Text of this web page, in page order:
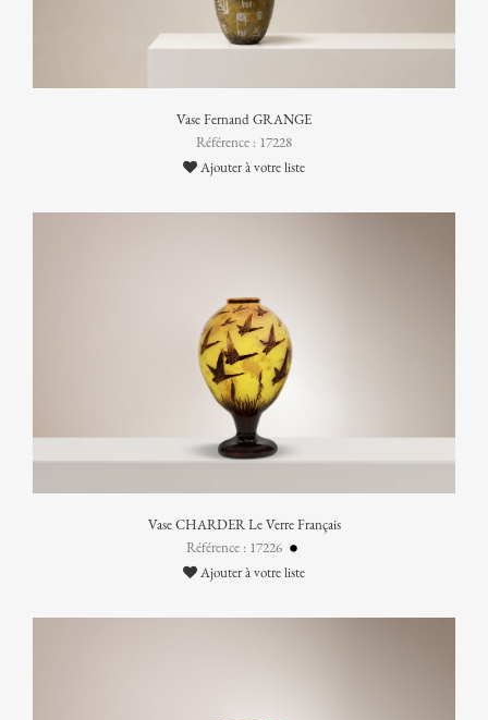
Vase Fernand GRANGE
Référence : 17228
Ajouter à votre liste
Vase CHARDER Le Verre Français
Référence : 17226
Ajouter à votre liste